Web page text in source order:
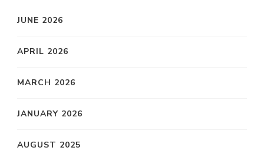
JUNE 2026
APRIL 2026
MARCH 2026
JANUARY 2026
AUGUST 2025